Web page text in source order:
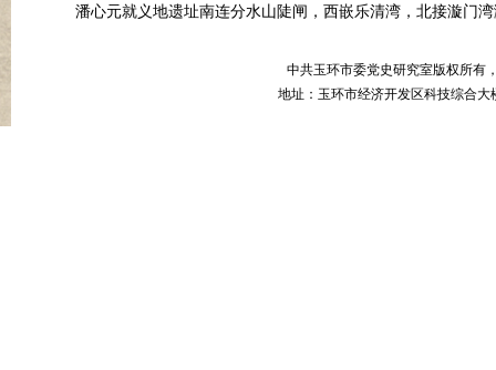
潘心元就义地遗址南连分水山陡闸，西嵌乐清湾，北接漩门湾
中共玉环市委党史研究室版权所有
地址：玉环市经济开发区科技综合大